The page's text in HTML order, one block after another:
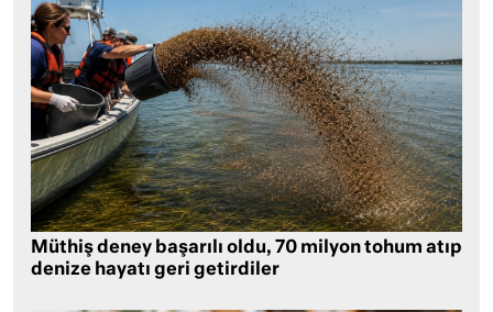
Müthiş deney başarılı oldu, 70 milyon tohum atıp
denize hayatı geri getirdiler